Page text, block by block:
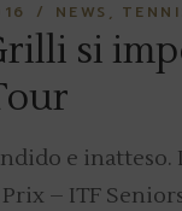
NEWS
si
e inatteso.
– ITF